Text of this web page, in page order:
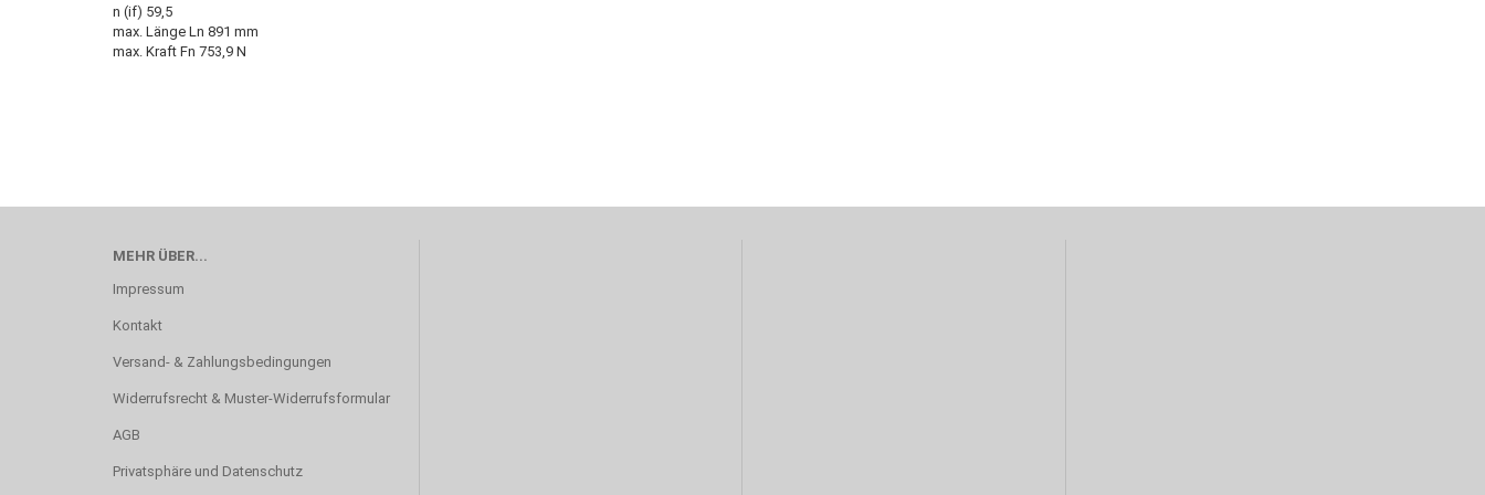
n (if) 59,5
max. Länge Ln 891 mm
max. Kraft Fn 753,9 N
MEHR ÜBER...
Impressum
Kontakt
Versand- & Zahlungsbedingungen
Widerrufsrecht & Muster-Widerrufsformular
AGB
Privatsphäre und Datenschutz